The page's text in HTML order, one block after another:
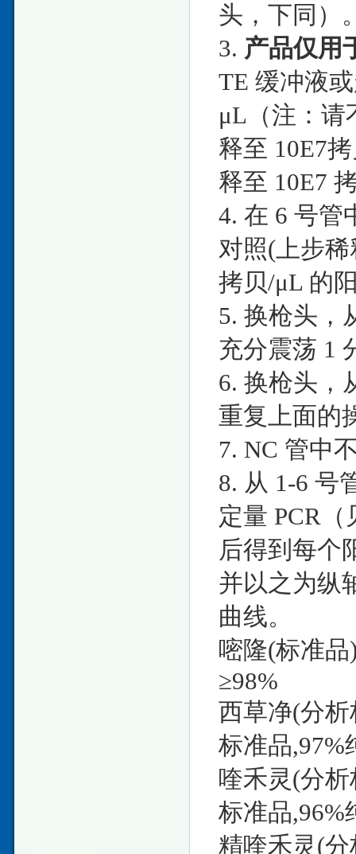
头，下同）
3. 产品仅用
TE 缓冲液
μL（注：请
释至 10E7
释至 10E7
4. 在 6 号管
对照(上步稀
拷贝/μL 的
5. 换枪头，
充分震荡 1
6. 换枪头，
重复上面的
7. NC 管中
8. 从 1-6 号
定量 PCR
后得到每个
并以之为纵
曲线。
嘧隆(标准
≥98%
西草净(分
标准品,97%
喹禾灵(分
标准品,96%
精喹禾灵(